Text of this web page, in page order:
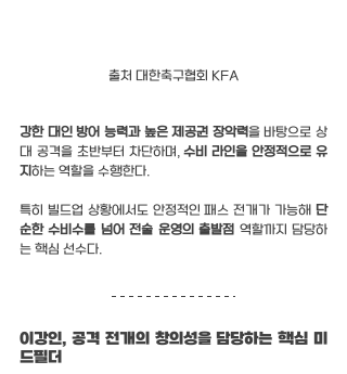
출처 대한축구협회 KFA
강한 대인 방어 능력과 높은 제공권 장악력을 바탕으로 상
대 공격을 초반부터 차단하며, 수비 라인을 안정적으로 유
지 하는 역할을 수행한다.
특히 빌드업 상황에서도 안정적인 패스 전개가 가능해 단
순한 수비수를 넘어 전술 운영의 출발점 역할까지 담당하
는 핵심 선수다.
이강인, 공격 전개의 창의성을 담당하는 핵심 미
드필더